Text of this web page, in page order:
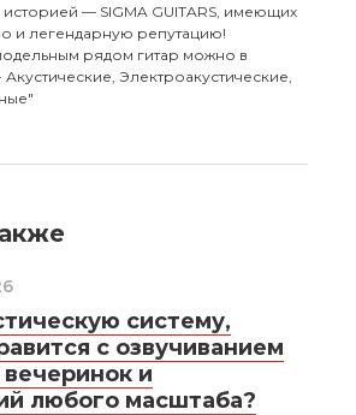
историей — SIGMA GUITARS, имеющих
и легендарную репутацию!
рядом гитар можно в
Электроакустические,
систему,
с озвучиванием
и
любого масштаба?